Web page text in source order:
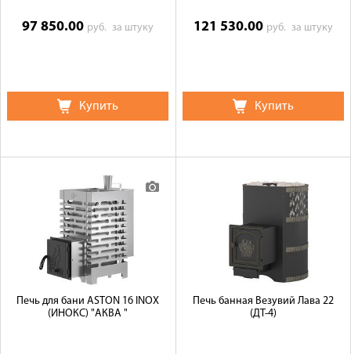
97 850.00 руб.за штуку
Купить
121 530.00 руб. за штуку
Купить
Печь для бани ASTON 16 INOX
(ИНОКС) "АКВА "
Печь банная Везувий Лава 22
(ДТ-4)